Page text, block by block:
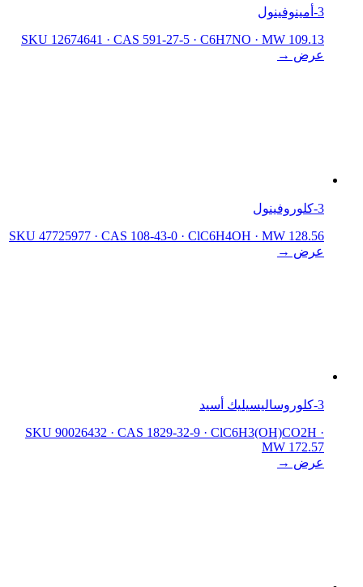
3-أمينوفينول
SKU 12674641 · CAS 591-27-5 · C6H7NO · MW 109.13
عرض →
3-كلوروفينول
SKU 47725977 · CAS 108-43-0 · ClC6H4OH · MW 128.56
عرض →
3-كلوروساليسيليك أسيد
SKU 90026432 · CAS 1829-32-9 · ClC6H3(OH)CO2H ·
MW 172.57
عرض →